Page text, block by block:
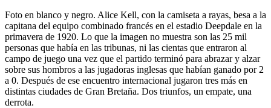
Foto en blanco y negro. Alice Kell, con la camiseta a rayas, besa a la
capitana del equipo combinado francés en el estadio Deepdale en la
primavera de 1920. Lo que la imagen no muestra son las 25 mil
personas que había en las tribunas, ni las cientas que entraron al
campo de juego una vez que el partido terminó para abrazar y alzar
sobre sus hombros a las jugadoras inglesas que habían ganado por 2
a 0. Después de ese encuentro internacional jugaron tres más en
distintas ciudades de Gran Bretaña. Dos triunfos, un empate, una
derrota.